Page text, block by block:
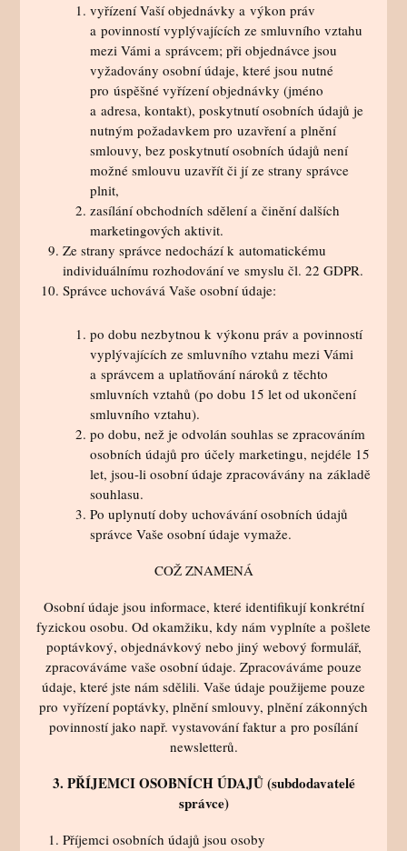
vyřízení Vaší objednávky a výkon práv
a povinností vyplývajících ze smluvního vztahu
mezi Vámi a správcem; při objednávce jsou
vyžadovány osobní údaje, které jsou nutné
pro úspěšné vyřízení objednávky (jméno
a adresa, kontakt), poskytnutí osobních údajů je
nutným požadavkem pro uzavření a plnění
smlouvy, bez poskytnutí osobních údajů není
možné smlouvu uzavřít či jí ze strany správce
plnit,
zasílání obchodních sdělení a činění dalších
marketingových aktivit.
Ze strany správce nedochází k automatickému
individuálnímu rozhodování ve smyslu čl. 22 GDPR.
Správce uchovává Vaše osobní údaje:
po dobu nezbytnou k výkonu práv a povinností
vyplývajících ze smluvního vztahu mezi Vámi
a správcem a uplatňování nároků z těchto
smluvních vztahů (po dobu 15 let od ukončení
smluvního vztahu).
po dobu, než je odvolán souhlas se zpracováním
osobních údajů pro účely marketingu, nejdéle 15
let, jsou-li osobní údaje zpracovávány na základě
souhlasu.
Po uplynutí doby uchovávání osobních údajů
správce Vaše osobní údaje vymaže.
COŽ ZNAMENÁ
Osobní údaje jsou informace, které identifikují konkrétní
fyzickou osobu. Od okamžiku, kdy nám vyplníte a pošlete
poptávkový, objednávkový nebo jiný webový formulář,
zpracováváme vaše osobní údaje. Zpracováváme pouze
údaje, které jste nám sdělili. Vaše údaje použijeme pouze
pro vyřízení poptávky, plnění smlouvy, plnění zákonných
povinností jako např. vystavování faktur a pro posílání
newsletterů.
3. PŘÍJEMCI OSOBNÍCH ÚDAJŮ (subdodavatelé
správce)
Příjemci osobních údajů jsou osoby